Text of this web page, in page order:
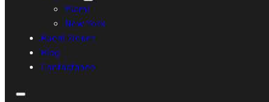
Miami
New York
Ruedi Sieber
Blog
Contáctanos